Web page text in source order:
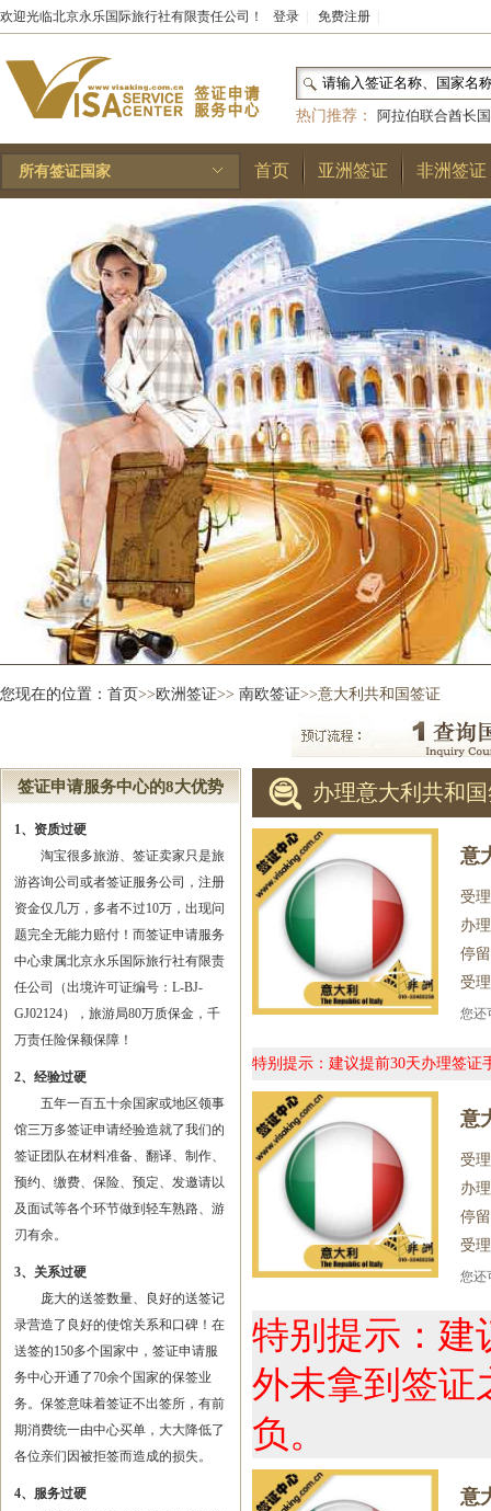
欢迎光临北京永乐国际旅行社有限责任公司！ 登录 免费注册
热门推荐：
阿拉伯联合酋长国
和国|布基纳法索|巴勒斯坦
林王国|安道尔公国|
所有签证国家 首页 亚洲签证 非洲签证
您现在的位置： 首页>>欧洲签证>> 南欧签证>>意大利共和国签证
签证申请服务中心的8大优势
1、资质过硬
淘宝很多旅游、签证卖家只是旅
游咨询公司或者签证服务公司，注册
资金仅几万，多者不过10万，出现问
题完全无能力赔付！而签证申请服务
中心隶属北京永乐国际旅行社有限责
任公司（出境许可证编号：L-BJ-
GJ02124），旅游局80万质保金，千
万责任险保额保障！
2、经验过硬
五年一百五十余国家或地区领事
馆三万多签证申请经验造就了我们的
签证团队在材料准备、翻译、制作、
预约、缴费、保险、预定、发邀请以
及面试等各个环节做到轻车熟路、游
刃有余。
3、关系过硬
庞大的送签数量、良好的送签记
录营造了良好的使馆关系和口碑！在
送签的150多个国家中，签证申请服
务中心开通了70余个国家的保签业
务。保签意味着签证不出签所，有前
期消费统一由中心买单，大大降低了
各位亲们因被拒签而造成的损失。
4、服务过硬
办理意大利共和
意
受
办
停
受
您
特别提示：建议提前30天办理签
意
受
办
停
受
您
特别提示：建
外未拿到签证
负。
意